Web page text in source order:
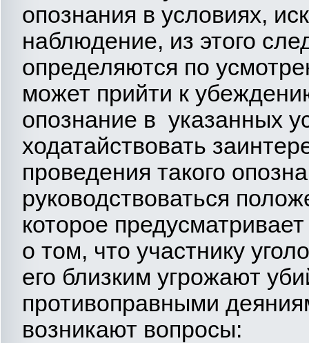
опознания в условиях,
наблюдение, из этого
определяются по
может прийти к
опознание в указанных
ходатайствовать
проведения такого
руководствоваться
которое
о том, что участнику
его близким угрожают
противоправными
возникают вопросы: